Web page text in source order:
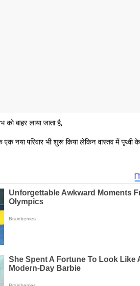
बाहर लाया जाता है,
नया परिवार भी शुरू किया लेकिन वास्तव में पृथ्वी